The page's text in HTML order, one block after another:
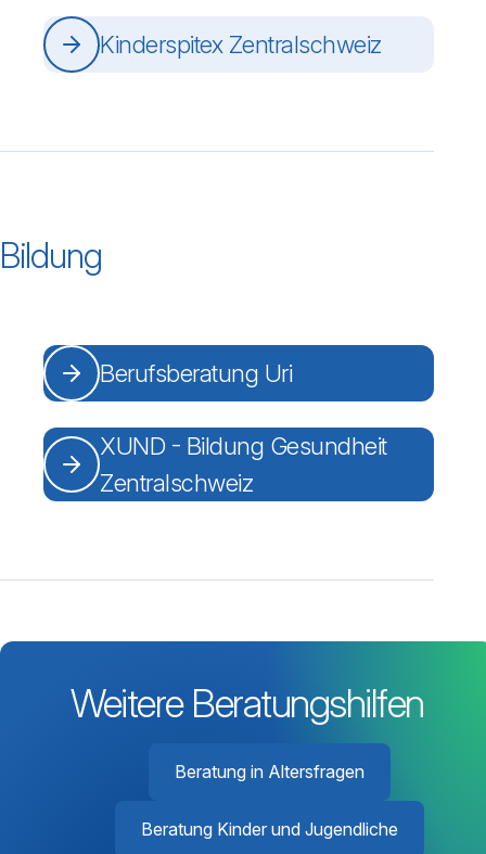
Kinderspitex Zentralschweiz
Bildung
Berufsberatung Uri
XUND - Bildung Gesundheit
Zentralschweiz
Weitere Beratungshilfen
Beratung in Altersfragen
Beratung Kinder und Jugendliche